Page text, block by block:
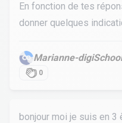
En fonction de tes
donner quelques
Marianne-digiSchool
0
bonjour moi je suis en 3